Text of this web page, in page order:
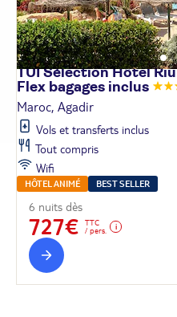
TUI Sélection Hôtel
Flex bagages inclus
Maroc, Agadir
Vols et transferts inclus
Tout compris
Wifi
HÔTEL ANIMÉ BEST SELLER
6 nuits dès
727€
TTC
/ pers.